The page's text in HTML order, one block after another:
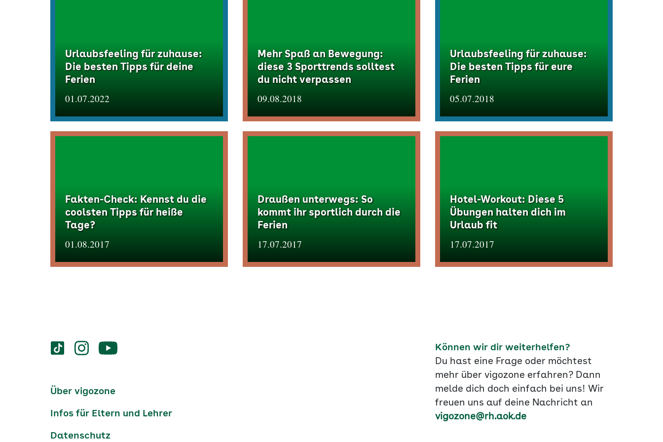
Urlaubsfeeling für zuhause:
Die besten Tipps für deine
Ferien
01.07.2022
Mehr Spaß an Bewegung:
diese 3 Sporttrends solltest
du nicht verpassen
09.08.2018
Urlaubsfeeling für zuhause:
Die besten Tipps für eure
Ferien
05.07.2018
Fakten-Check: Kennst du die
coolsten Tipps für heiße
Tage?
01.08.2017
Draußen unterwegs: So
kommt ihr sportlich durch die
Ferien
17.07.2017
Hotel-Workout: Diese 5
Übungen halten dich im
Urlaub fit
17.07.2017
ServicesSocial-
vigozone.de
vigozone.devigozone.de
Services-
Über vigozone
Infos für Eltern und Lehrer
Datenschutz
Können wir dir weiterhelfen?
Du hast eine Frage oder möchtest
mehr über vigozone erfahren? Dann
melde dich doch einfach bei uns! Wir
freuen uns auf deine Nachricht an
vigozone@rh.aok.de